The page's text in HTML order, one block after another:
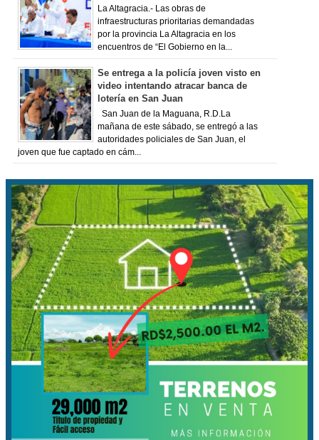
La Altagracia.- Las obras de
infraestructuras prioritarias demandadas
por la provincia La Altagracia en los
encuentros de “El Gobierno en la...
Se entrega a la policía joven visto en
video intentando atracar banca de
lotería en San Juan
San Juan de la Maguana, R.D.La
mañana de este sábado, se entregó a las
autoridades policiales de San Juan, el
joven que fue captado en cám...